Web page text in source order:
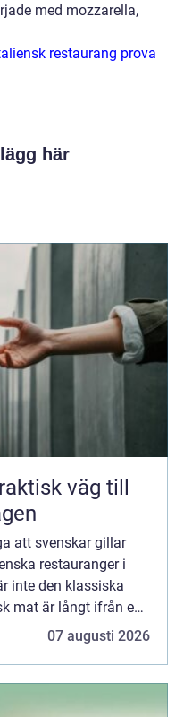
med mozzarella,
restaurang prova
här
att svenskar gillar
restauranger i
inte den klassiska
mat är långt ifrån en
07 augusti 2026